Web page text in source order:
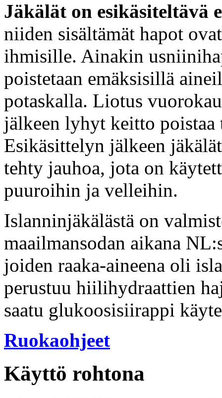
Jäkälät on esikäsiteltävä
niiden sisältämät hapot
ihmisille. Ainakin
poistetaan emäksisillä
potaskalla. Liotus
jälkeen lyhyt keitto poistaa
Esikäsittelyn jälkeen
tehty jauhoa, jota on
puuroihin ja velleihin.
Islanninjäkälästä on
maailmansodan aikana
joiden raaka-aineena oli
perustuu hiilihydraattien
saatu glukoosisiirappi
Ruokaohjeet
Käyttö rohtona